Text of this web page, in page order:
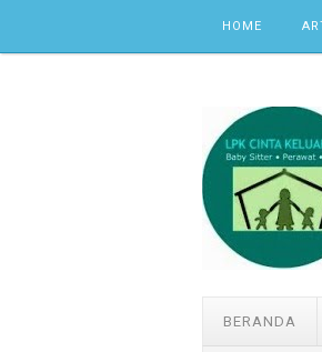
HOME
BERANDA